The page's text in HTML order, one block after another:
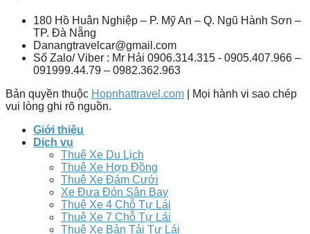
180 Hồ Huân Nghiệp – P. Mỹ An – Q. Ngũ Hành Sơn –
TP. Đà Nẵng
Danangtravelcar@gmail.com
Số Zalo/ Viber : Mr Hải 0906.314.315 - 0905.407.966 –
091999.44.79 – 0982.362.963
Bản quyền thuộc Hopnhattravel.com | Mọi hành vi sao chép
vui lòng ghi rõ nguồn.
Giới thiệu
Dịch vụ
Thuê Xe Du Lịch
Thuê Xe Hợp Đồng
Thuê Xe Đám Cưới
Xe Đưa Đón Sân Bay
Thuê Xe 4 Chỗ Tự Lái
Thuê Xe 7 Chỗ Tự Lái
Thuê Xe Bản Tải Tự Lái